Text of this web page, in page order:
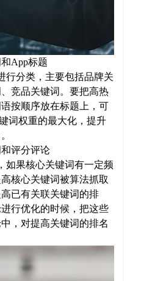
App标题
分类，主要包括品牌关
竞品关键词。要把高热
按顺序放在标题上，可
词权重的最大化，提升
评分评论
果核心关键词有一定频
核心关键词被算法抓取
已有关联关键词的排
行优化的时候，把这些
，对提高关键词的排名